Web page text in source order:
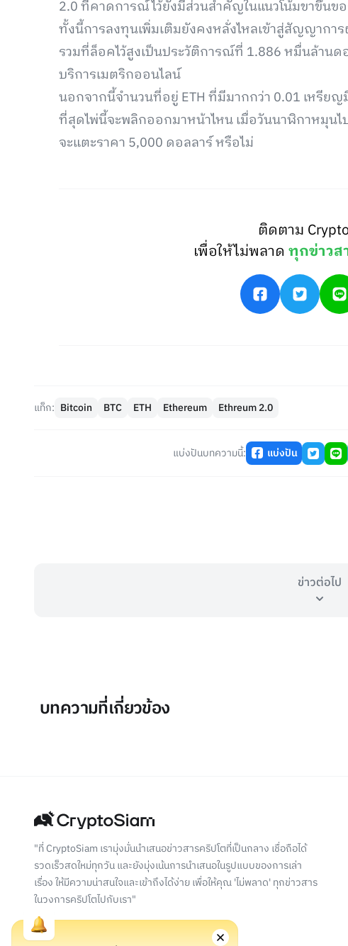
2.0 ที่คาดการณ์ไว้ยังมีส่วนสำคัญในแนวโน้มขาขึ้นข
ทั้งนี้การลงทุนเพิ่มเติมยังคงหลั่งไหลเข้าสู่สัญญาการ
รวมที่ล็อคไว้สูงเป็นประวัติการณ์ที่ 1.886 หมื่นล้านด
บริการเมตริกออนไลน์
นอกจากนี้จำนวนที่อยู่ ETH ที่มีมากกว่า 0.01 เหรีย
ที่สุดไพ่นี้จะพลิกออกมาหน้าไหน เมื่อวันนาฬิกาหมุนไป
จะแตะราคา 5,000 ดอลลาร์ หรือไม่
ติดตาม
เพื่อให้ไม่พลาดทุกข่าวส
แท็ก: Bitcoin BTC ETH Ethereum Ethreum 2.0
แบ่งปันบทความนี้: แบ่งปัน
ข่าวต่อไป
บทความที่เกี่ยวข้อง
"ที่ CryptoSiam เรามุ่งมั่นนำเสนอข่าวสารคริปโตที่เป็นกลาง เชื่อถือได้
รวดเร็วสดใหม่ทุกวัน และยังมุ่งเน้นการนำเสนอในรูปแบบของการเล่า
เรื่อง ให้มีความน่าสนใจและเข้าถึงได้ง่าย เพื่อให้คุณ 'ไม่พลาด' ทุกข่าวสาร
ในวงการคริปโตไปกับเรา"